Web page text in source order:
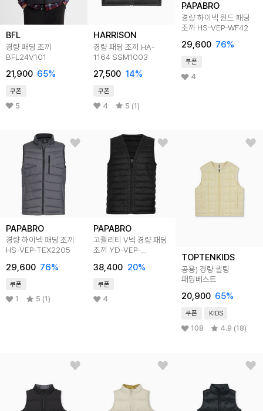
BFL
경량 패딩 조끼
BFL24V101
21,900 65%
쿠폰
5
HARRISON
경량 패딩 조끼 HA-
1164 SSM1003
27,500 14%
쿠폰
4 5 (1)
PAPABRO
경량 하이넥 윈드 패딩
조끼 HS-VEP-WF42
29,600 76%
쿠폰
4
PAPABRO
경량 하이넥 패딩 조끼
HS-VEP-TEX2205
29,600 76%
쿠폰
1 5 (1)
PAPABRO
고퀄리티 V넥 경량 패딩
조끼 YD-VEP-
38,400 20%
쿠폰
4
TOPTENKIDS
공용) 경량 퀼팅
패딩베스트
20,900 65%
쿠폰 KIDS
108 4.9 (18)